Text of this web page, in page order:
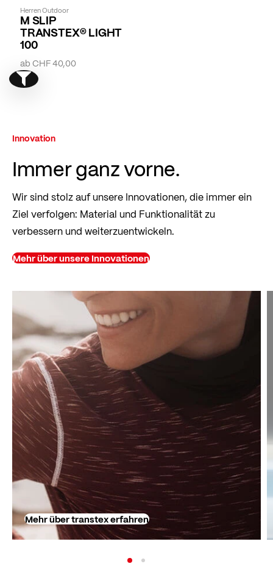
Herren Outdoor
M SLIP
TRANSTEX® LIGHT
100
abCHF 40,00
Show filter
Innovation
Immer ganz vorne.
Wir sind stolz auf unsere Innovationen, die immer ein
Ziel verfolgen: Material und Funktionalität zu
verbessern und weiterzuentwickeln.
Mehr über unsere Innovationen
Mehr über transtex erfahren